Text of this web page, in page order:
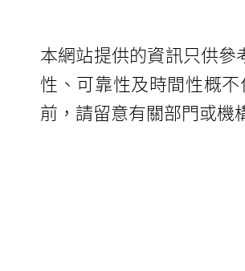
本網站提供的資訊只供
性、可靠性及時間性概
前，請留意有關部門或機